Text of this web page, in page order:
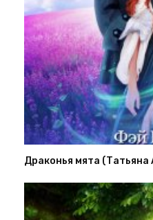
Драконья мята (Татьяна